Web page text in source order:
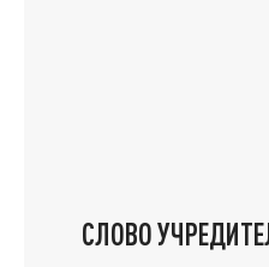
СЛОВО